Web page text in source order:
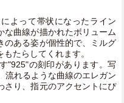
よって帯状になったライン
な曲線が描かれたボリューム
のある姿が個性的で、ミルグ
たらしてくれます。
"925"の刻印があります。写
流れるような曲線のエレガン
さり、指元のアクセントにぴ